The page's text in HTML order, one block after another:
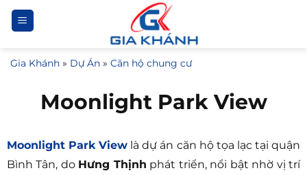
Bỏ
qua
dung
Gia Khánh » Dự Án » Căn hộ chung cư
Moonlight Park View
Moonlight Park View là dự án căn hộ tọa lạc tại quận
Bình Tân, do Hưng Thịnh phát triển, nổi bật nhờ vị trí